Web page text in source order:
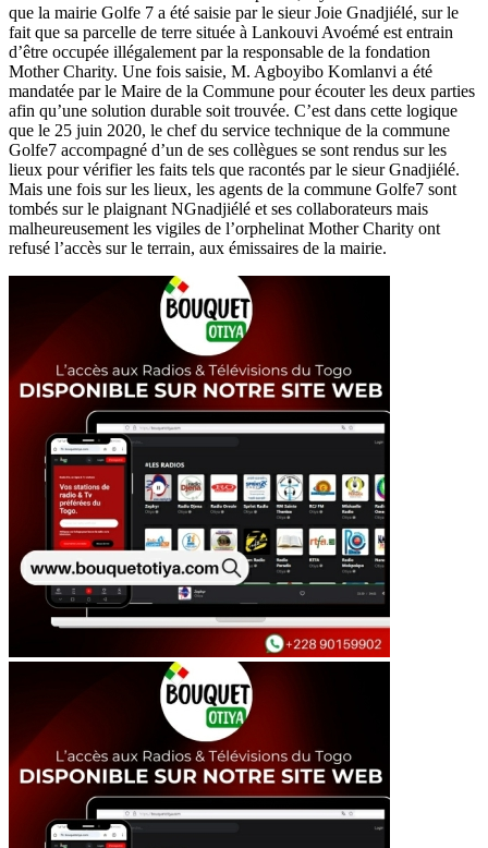
que la mairie Golfe 7 a été saisie par le sieur Joie Gnadjiélé, sur le
fait que sa parcelle de terre située à Lankouvi Avoémé est entrain
d’être occupée illégalement par la responsable de la fondation
Mother Charity. Une fois saisie, M. Agboyibo Komlanvi a été
mandatée par le Maire de la Commune pour écouter les deux parties
afin qu’une solution durable soit trouvée. C’est dans cette logique
que le 25 juin 2020, le chef du service technique de la commune
Golfe7 accompagné d’un de ses collègues se sont rendus sur les
lieux pour vérifier les faits tels que racontés par le sieur Gnadjiélé.
Mais une fois sur les lieux, les agents de la commune Golfe7 sont
tombés sur le plaignant NGnadjiélé et ses collaborateurs mais
malheureusement les vigiles de l’orphelinat Mother Charity ont
refusé l’accès sur le terrain, aux émissaires de la mairie.